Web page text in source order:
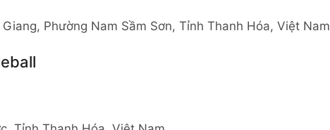
Phường Nam Sầm Sơn, Tỉnh Thanh Hóa, Việt Nam